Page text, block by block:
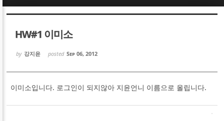
HW#1 이미소
by 강지윤 posted Sep 06, 2012
이미소입니다. 로그인이 되지않아 지윤언니 이름으로 올립니다.
Sketchbook5, 스케치북5
Sketchbook5, 스케치북5
Sketchbook5, 스케치북5
Sketchbook5, 스케치북5